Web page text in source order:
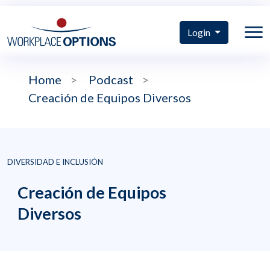
Login
Home > Podcast
>
Creación de Equipos Diversos
DIVERSIDAD E INCLUSIÓN
Creación de Equipos
Diversos